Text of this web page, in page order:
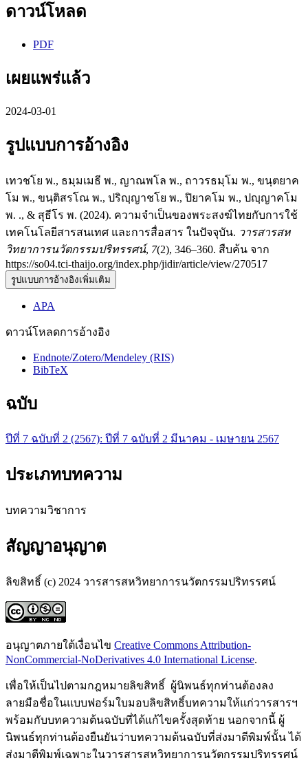
ดาวน์โหลด
PDF
เผยแพร่แล้ว
2024-03-01
รูปแบบการอ้างอิง
เทวชโย พ., ธมฺมเมธี พ., ญาณพโล พ., ถาวรธมฺโม พ., ขนฺตยาค
โม พ., ขนฺติสรโณ พ., ปริญฺญาชโย พ., ปิยาคโม พ., ปญฺญาคโม
พ. ., & สุธีโร พ. (2024). ความจำเป็นของพระสงฆ์ไทยกับการใช้
เทคโนโลยีสารสนเทศ และการสื่อสาร ในปัจจุบัน. วารสารสห
วิทยาการนวัตกรรมปริทรรศน์, 7(2), 346–360. สืบค้น จาก
https://so04.tci-thaijo.org/index.php/jidir/article/view/270517
รูปแบบการอ้างอิงเพิ่มเติม
APA
ดาวน์โหลดการอ้างอิง
Endnote/Zotero/Mendeley (RIS)
BibTeX
ฉบับ
ปีที่ 7 ฉบับที่ 2 (2567): ปีที่ 7 ฉบับที่ 2 มีนาคม - เมษายน 2567
ประเภทบทความ
บทความวิชาการ
สัญญาอนุญาต
ลิขสิทธิ์ (c) 2024 วารสารสหวิทยาการนวัตกรรมปริทรรศน์
อนุญาตภายใต้เงื่อนไข Creative Commons Attribution-
NonCommercial-NoDerivatives 4.0 International License.
เพื่อให้เป็นไปตามกฎหมายลิขสิทธิ์ ผู้นิพนธ์ทุกท่านต้องลง
ลายมือชื่อในแบบฟอร์มใบมอบลิขสิทธิ์บทความให้แก่วารสารฯ
พร้อมกับบทความต้นฉบับที่ได้แก้ไขครั้งสุดท้าย นอกจากนี้ ผู้
นิพนธ์ทุกท่านต้องยืนยันว่าบทความต้นฉบับที่ส่งมาตีพิมพ์นั้น ได้
ส่งมาตีพิมพ์เฉพาะในวารสารสหวิทยาการนวัตกรรมปริทรรศน์